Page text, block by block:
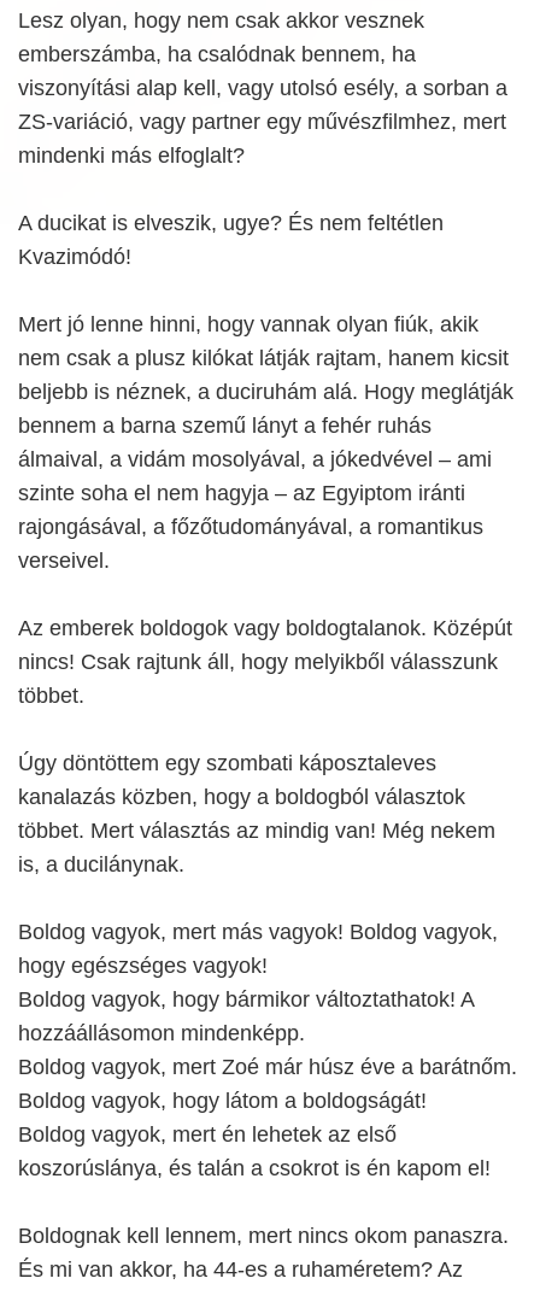
Lesz olyan, hogy nem csak akkor vesznek
emberszámba, ha csalódnak bennem, ha
viszonyítási alap kell, vagy utolsó esély, a sorban a
ZS-variáció, vagy partner egy művészfilmhez, mert
mindenki más elfoglalt?
A ducikat is elveszik, ugye? És nem feltétlen
Kvazimódó!
Mert jó lenne hinni, hogy vannak olyan fiúk, akik
nem csak a plusz kilókat látják rajtam, hanem kicsit
beljebb is néznek, a duciruhám alá. Hogy meglátják
bennem a barna szemű lányt a fehér ruhás
álmaival, a vidám mosolyával, a jókedvével – ami
szinte soha el nem hagyja – az Egyiptom iránti
rajongásával, a főzőtudományával, a romantikus
verseivel.
Az emberek boldogok vagy boldogtalanok. Középút
nincs! Csak rajtunk áll, hogy melyikből válasszunk
többet.
Úgy döntöttem egy szombati káposztaleves
kanalazás közben, hogy a boldogból választok
többet. Mert választás az mindig van! Még nekem
is, a ducilánynak.
Boldog vagyok, mert más vagyok! Boldog vagyok,
hogy egészséges vagyok!
Boldog vagyok, hogy bármikor változtathatok! A
hozzáállásomon mindenképp.
Boldog vagyok, mert Zoé már húsz éve a barátnőm.
Boldog vagyok, hogy látom a boldogságát!
Boldog vagyok, mert én lehetek az első
koszorúslánya, és talán a csokrot is én kapom el!
Boldognak kell lennem, mert nincs okom panaszra.
És mi van akkor, ha 44-es a ruhaméretem? Az